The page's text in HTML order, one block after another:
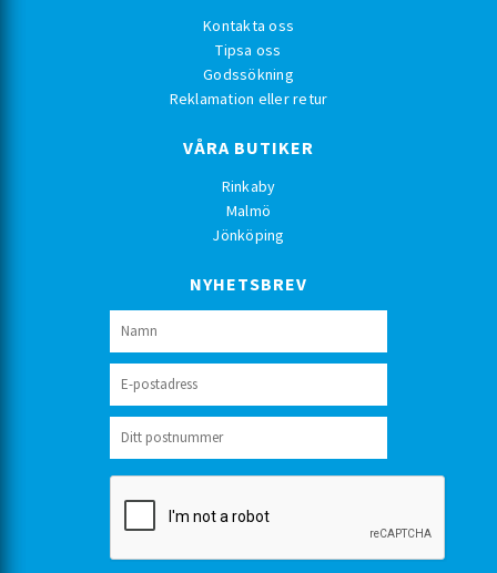
Kontakta oss
Tipsa oss
Godssökning
Reklamation eller retur
VÅRA BUTIKER
Rinkaby
Malmö
Jönköping
NYHETSBREV